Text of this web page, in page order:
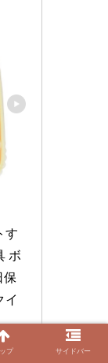
す
ボ
保
イ
プ サイドバー